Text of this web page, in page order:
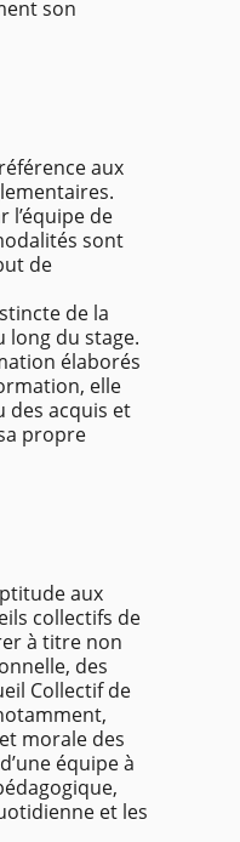
son
aux
l’équipe de
sont
de
de la
long du stage.
élaborés
elle
des acquis et
propre
aux
collectifs de
à titre non
des
Collectif de
morale des
équipe à
et les